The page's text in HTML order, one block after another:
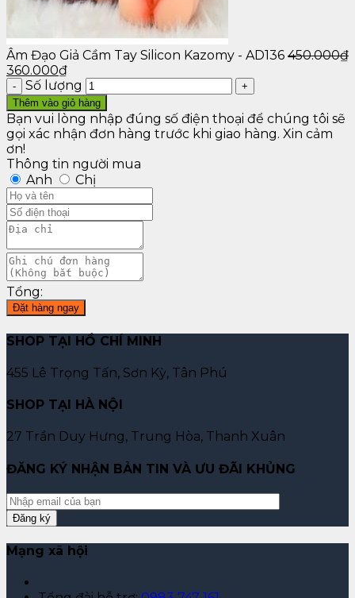
Âm Đạo Giả Cầm Tay Silicon Kazomy - AD136 450.000₫
360.000₫
Số lượng
Thêm vào giỏ hàng
Bạn vui lòng nhập đúng số điện thoại để chúng tôi sẽ
gọi xác nhận đơn hàng trước khi giao hàng. Xin cảm
ơn!
Thông tin người mua
Anh
Chị
Tổng:
Đặt hàng ngay
SHOP TẠI HỒ CHÍ MINH
455 Lê Trọng Tấn, Sơn Kỳ, Tân Phú
SHOP TẠI HÀ NỘI
27 Trần Duy Hưng, Trung Hòa, Thanh Xuân
ĐĂNG KÝ NHẬN BẢN TIN VÀ ƯU ĐÃI KHỦNG
Mạng xã hội